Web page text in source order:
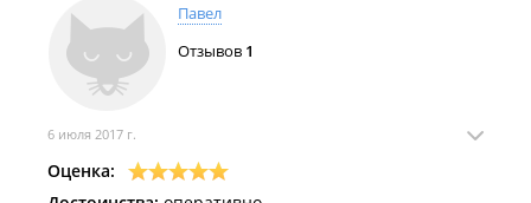
Павел
Отзывов 1
6 июля 2017 г.
Оценка: